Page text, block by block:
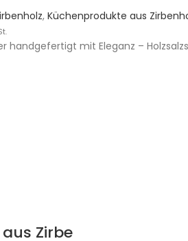
, Küchenprodukte aus
handgefertigt mit Eleganz –
Zirbe